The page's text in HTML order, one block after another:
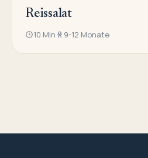
Reissalat
10 Min 9-12 Monate